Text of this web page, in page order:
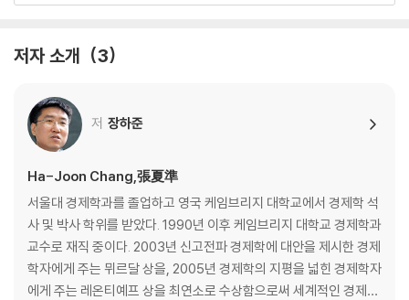
거시 경제의 안정은 세계 경제의 안정으로 이어지지 않았다
자유 시장 정책으로 부자가 된 나라는 거의 없다
Thing
자본에도 국적은 있다
Thing
우리는 탈산업화 시대에 살고 있는 것이 아니다
Thing
미국은 세계에서 가장 잘사는 나라가 아니다
Thing
아프리카의 저개발은 숙명이 아니다
저자 소개 3
저 장하준
Ha-Joon Chang,張夏準
서울대 경제학과를 졸업하고 영국 케임브리지 대학교에서 경제학 석
사 및 박사 학위를 받았다. 1990년 이후 케임브리지 대학교 경제학과
교수로 재직 중이다. 2003년 신고전파 경제학에 대안을 제시한 경제
학자에게 주는 뮈르달 상을, 2005년 경제학의 지평을 넓힌 경제학자
에게 주는 레온티예프 상을 최연소로 수상함으로써 세계적인 경제학